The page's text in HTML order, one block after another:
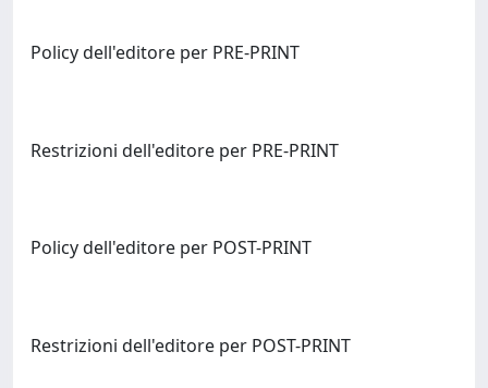
Policy dell'editore per PRE-PRINT
Restrizioni dell'editore per PRE-PRINT
Policy dell'editore per POST-PRINT
Restrizioni dell'editore per POST-PRINT